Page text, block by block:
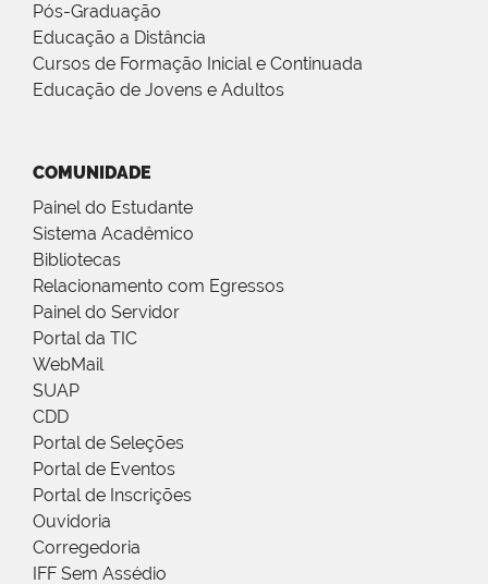
Pós-Graduação
Educação a Distância
Cursos de Formação Inicial e Continuada
Educação de Jovens e Adultos
COMUNIDADE
Painel do Estudante
Sistema Acadêmico
Bibliotecas
Relacionamento com Egressos
Painel do Servidor
Portal da TIC
WebMail
SUAP
CDD
Portal de Seleções
Portal de Eventos
Portal de Inscrições
Ouvidoria
Corregedoria
IFF Sem Assédio